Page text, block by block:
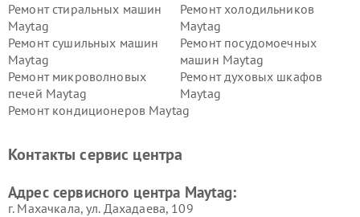
Ремонт стиральных машин
Maytag
Ремонт холодильников
Maytag
Ремонт сушильных машин
Maytag
Ремонт посудомоечных
машин Maytag
Ремонт микроволновых
печей Maytag
Ремонт духовых шкафов
Maytag
Ремонт кондиционеров Maytag
Контакты сервис центра
Адрес сервисного центра Maytag:
г. Махачкала, ул. Дахадаева, 109